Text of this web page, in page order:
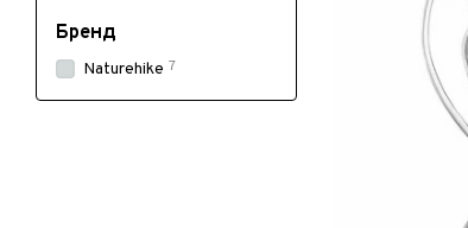
Бренд
Naturehike 7